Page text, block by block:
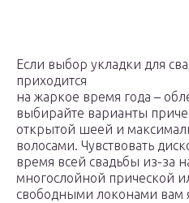
Если выбор укладки для
приходится
на жаркое время года –
выбирайте варианты
открытой шеей и
волосами. Чувствовать
время всей свадьбы из-за
многослойной прической
свободными локонами вам